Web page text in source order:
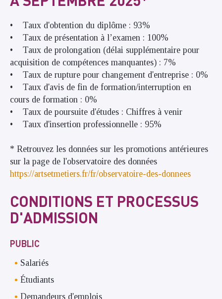
• Taux d'obtention du diplôme : 93%
• Taux de présentation à l’examen : 100%
• Taux de prolongation (délai supplémentaire pour
acquisition de compétences manquantes) : 7%
• Taux de rupture pour changement d'entreprise : 0%
• Taux d'avis de fin de formation/interruption en
cours de formation : 0%
• Taux de poursuite d'études : Chiffres à venir
• Taux d'insertion professionnelle : 95%
* Retrouvez les données sur les promotions antérieures
sur la page de l'observatoire des données
https://artsetmetiers.fr/fr/observatoire-des-donnees
CONDITIONS ET PROCESSUS
D'ADMISSION
PUBLIC
Salariés
Étudiants
Demandeurs d'emplois